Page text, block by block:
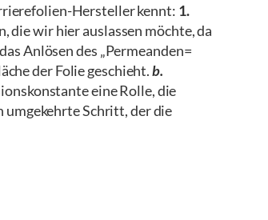
Hersteller kennt: 1.
die wir hier auslassen möchte, da
Anlösen des „Permeanden=
der Folie geschieht.b.
eine Rolle, die
umgekehrte Schritt, der die